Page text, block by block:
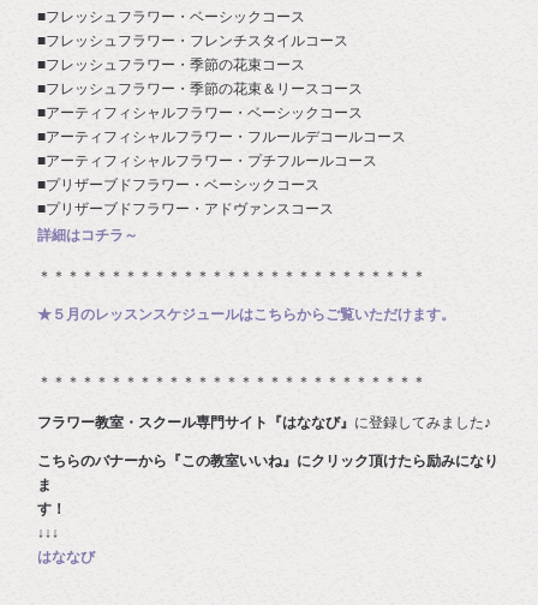
■フレッシュフラワー・ベーシックコース
■フレッシュフラワー・フレンチスタイルコース
■フレッシュフラワー・季節の花束コース
■フレッシュフラワー・季節の花束＆リースコース
■アーティフィシャルフラワー・ベーシックコース
■アーティフィシャルフラワー・フルールデコールコース
■アーティフィシャルフラワー・プチフルールコース
■プリザーブドフラワー・ベーシックコース
■プリザーブドフラワー・アドヴァンスコース
詳細はコチラ～
＊＊＊＊＊＊＊＊＊＊＊＊＊＊＊＊＊＊＊＊＊＊＊＊＊＊＊
★５月のレッスンスケジュールはこちらからご覧いただけます。
＊＊＊＊＊＊＊＊＊＊＊＊＊＊＊＊＊＊＊＊＊＊＊＊＊＊＊
フラワー教室・スクール専門サイト『はななび』 に登録してみました♪
こちらのバナーから『この教室いいね』にクリック頂けたら励みになり
ま
す
↓↓↓
はななび